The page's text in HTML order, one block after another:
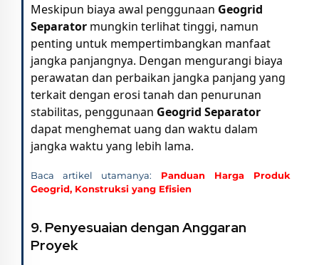
Meskipun biaya awal penggunaan Geogrid
Separator mungkin terlihat tinggi, namun
penting untuk mempertimbangkan manfaat
jangka panjangnya. Dengan mengurangi biaya
perawatan dan perbaikan jangka panjang yang
terkait dengan erosi tanah dan penurunan
stabilitas, penggunaan Geogrid Separator
dapat menghemat uang dan waktu dalam
jangka waktu yang lebih lama.
Baca artikel utamanya: Panduan Harga Produk
Geogrid, Konstruksi yang Efisien
9. Penyesuaian dengan Anggaran
Proyek